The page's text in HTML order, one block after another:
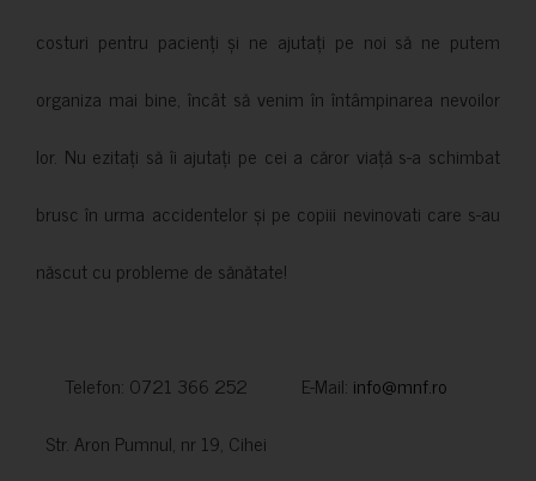
costuri pentru pacienți și ne ajutați pe noi să ne putem
organiza mai bine, încât să venim în întâmpinarea nevoilor
lor. Nu ezitați să îi ajutați pe cei a căror viață s-a schimbat
brusc în urma accidentelor și pe copiii nevinovati care s-au
născut cu probleme de sănătate!
Telefon: 0721 366 252 E-Mail: info@mnf.ro
Str. Aron Pumnul, nr 19, Cihei